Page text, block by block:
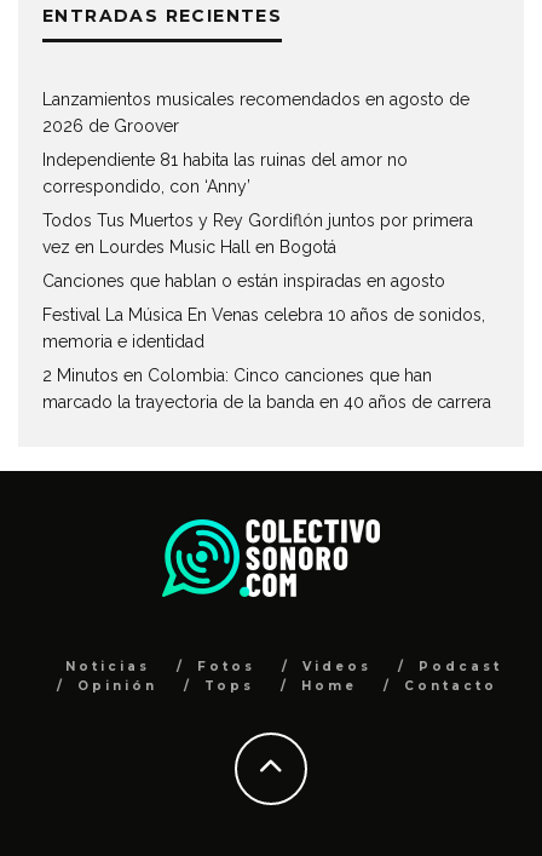
ENTRADAS RECIENTES
Lanzamientos musicales recomendados en agosto de
2026 de Groover
Independiente 81 habita las ruinas del amor no
correspondido, con ‘Anny’
Todos Tus Muertos y Rey Gordiflón juntos por primera
vez en Lourdes Music Hall en Bogotá
Canciones que hablan o están inspiradas en agosto
Festival La Música En Venas celebra 10 años de sonidos,
memoria e identidad
2 Minutos en Colombia: Cinco canciones que han
marcado la trayectoria de la banda en 40 años de carrera
Noticias Fotos Videos
Podcast
Opinión
Tops Home Contacto